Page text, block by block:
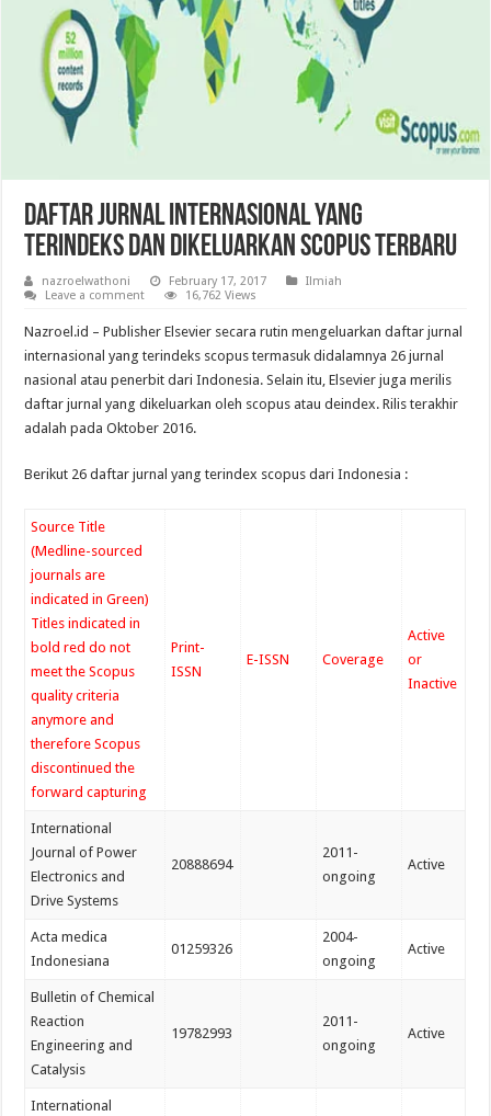
Daftar Jurnal Internasional yang
Terindeks dan Dikeluarkan Scopus Terbaru
nazroelwathoni February 17, 2017
Ilmiah
Leave a comment
16,762 Views
Nazroel.id – Publisher Elsevier secara rutin mengeluarkan daftar jurnal
internasional yang terindeks scopus termasuk didalamnya 26 jurnal
nasional atau penerbit dari Indonesia. Selain itu, Elsevier juga merilis
daftar jurnal yang dikeluarkan oleh scopus atau deindex. Rilis terakhir
adalah pada Oktober 2016.
Berikut 26 daftar jurnal yang terindex scopus dari Indonesia :
Source Title
(Medline-sourced
journals are
indicated in Green)
Titles indicated in
bold red do not
meet the Scopus
quality criteria
anymore and
therefore Scopus
discontinued the
forward capturing
Print-
ISSN
E-ISSN Coverage
Active
or
Inactive
International
Journal of Power
Electronics and
Drive Systems
20888694
2011-
ongoing
Active
Acta medica
Indonesiana
01259326
2004-
ongoing
Active
Bulletin of Chemical
Reaction
Engineering and
Catalysis
19782993
2011-
ongoing
Active
International